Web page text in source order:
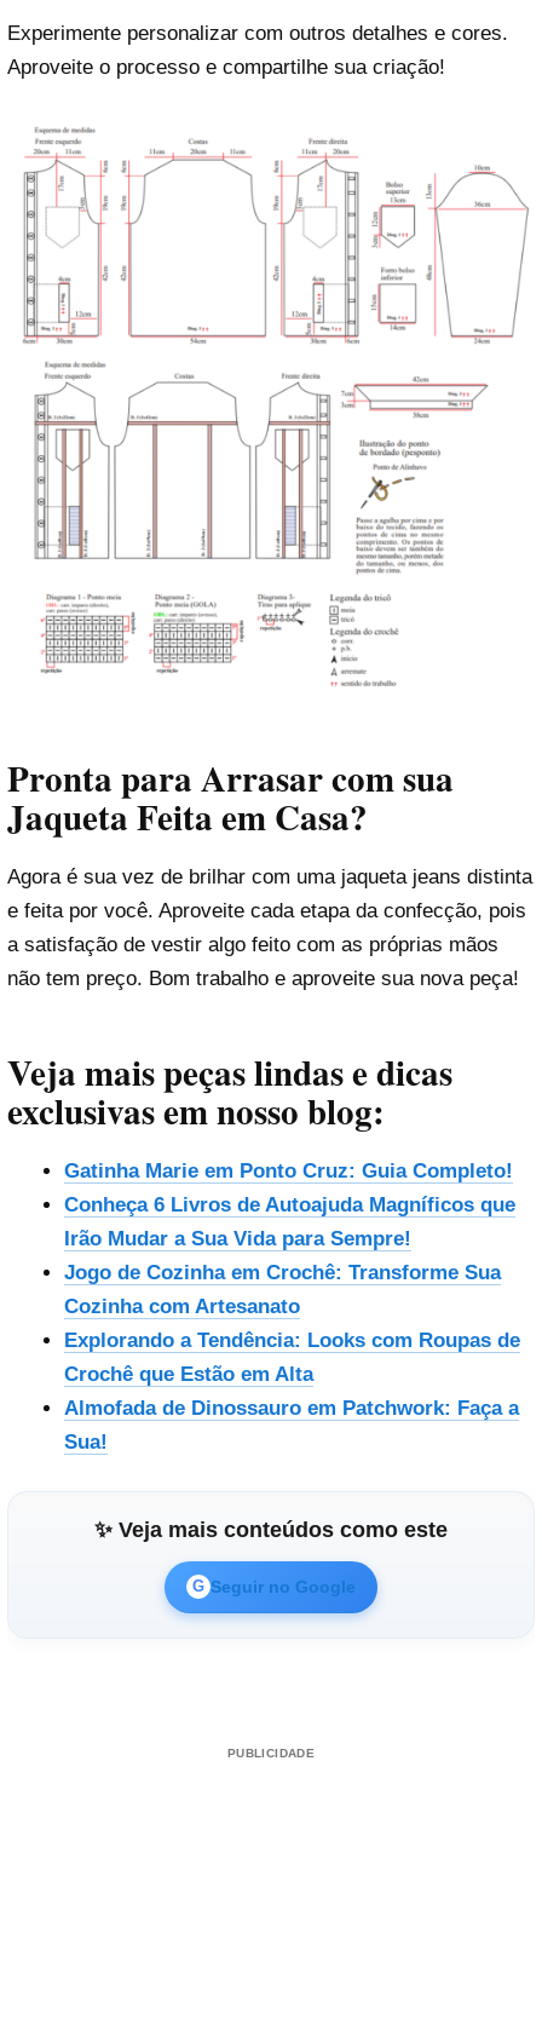
Experimente personalizar com outros detalhes e cores.
Aproveite o processo e compartilhe sua criação!
Pronta para Arrasar com sua
Jaqueta Feita em Casa?
Agora é sua vez de brilhar com uma jaqueta jeans distinta
e feita por você. Aproveite cada etapa da confecção, pois
a satisfação de vestir algo feito com as próprias mãos
não tem preço. Bom trabalho e aproveite sua nova peça!
Veja mais peças lindas e dicas
exclusivas em nosso blog:
Gatinha Marie em Ponto Cruz: Guia Completo!
Conheça 6 Livros de Autoajuda Magníficos que
Irão Mudar a Sua Vida para Sempre!
Jogo de Cozinha em Crochê: Transforme Sua
Cozinha com Artesanato
Explorando a Tendência: Looks com Roupas de
Crochê que Estão em Alta
Almofada de Dinossauro em Patchwork: Faça a
Sua!
✨ Veja mais conteúdos como este
G Seguir no Google
PUBLICIDADE